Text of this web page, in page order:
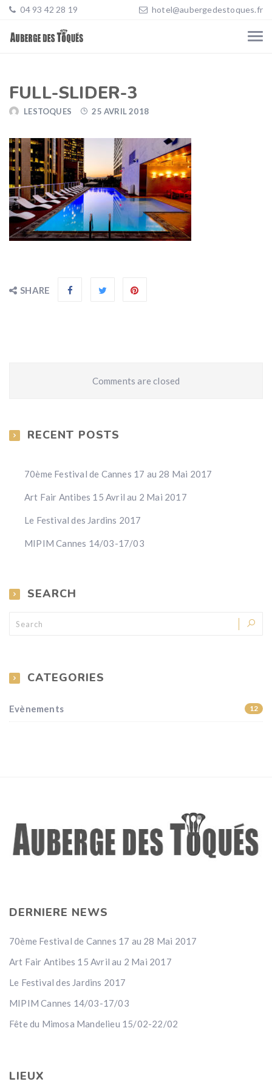
04 93 42 28 19 hotel@aubergedestoques.fr
FULL-SLIDER-3
LESTOQUES 25 AVRIL 2018
SHARE
Comments are closed
RECENT POSTS
70ème Festival de Cannes 17 au 28 Mai 2017
Art Fair Antibes 15 Avril au 2 Mai 2017
Le Festival des Jardins 2017
MIPIM Cannes 14/03-17/03
SEARCH
CATEGORIES
Evènements 12
DERNIERE NEWS
70ème Festival de Cannes 17 au 28 Mai 2017
Art Fair Antibes 15 Avril au 2 Mai 2017
Le Festival des Jardins 2017
MIPIM Cannes 14/03-17/03
Fête du Mimosa Mandelieu 15/02-22/02
LIEUX